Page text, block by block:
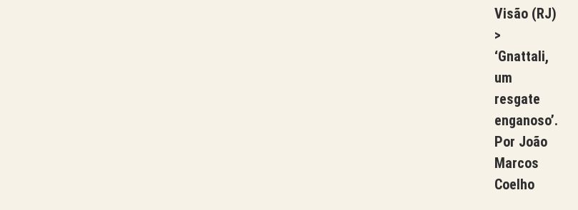
Visão (RJ)
>
‘Gnattali,
um
resgate
enganoso’.
Por João
Marcos
Coelho